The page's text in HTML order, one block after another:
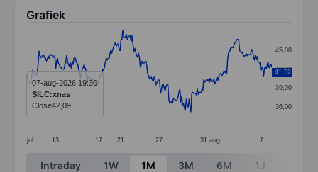
Grafiek
Line chart with 268 data points.
The chart has 1 X axis displaying categories.
The chart has 1 Y axis displaying values. Data
jul. 13 17 21 27 31 aug. 7
36,00
39,00
42,00
45,00
41,52
07-aug-2026 19:30
SILC:xnas
Close42,09
End of interactive chart.
Intraday 1W 1M 3M 6M 1J